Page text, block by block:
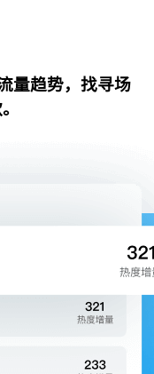
量趋势，找寻场